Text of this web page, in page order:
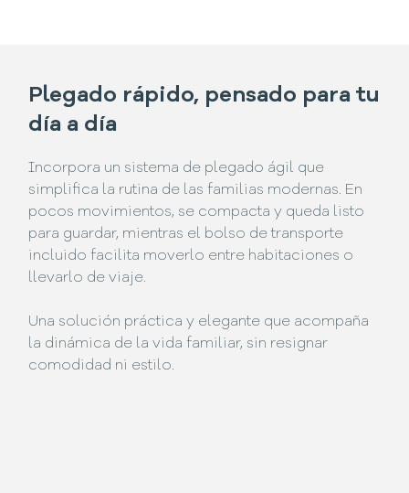
Plegado rápido, pensado para tu
día a día
Incorpora un sistema de plegado ágil que
simplifica la rutina de las familias modernas. En
pocos movimientos, se compacta y queda listo
para guardar, mientras el bolso de transporte
incluido facilita moverlo entre habitaciones o
llevarlo de viaje.
Una solución práctica y elegante que acompaña
la dinámica de la vida familiar, sin resignar
comodidad ni estilo.